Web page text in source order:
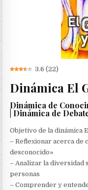
3.6 (22)
Dinámica El
Dinámica de
| Dinámica de
Objetivo de la dinámica
– Reflexionar acerca de
desconocido»
– Analizar la diversidad
personas
– Comprender y